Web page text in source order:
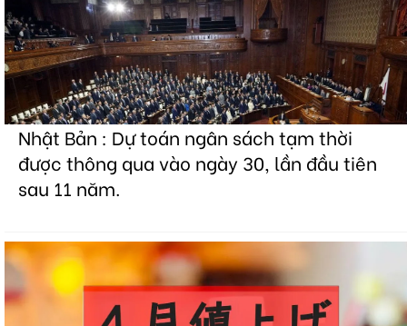
Nhật Bản : Dự toán ngân sách tạm thời
được thông qua vào ngày 30, lần đầu tiên
sau 11 năm.